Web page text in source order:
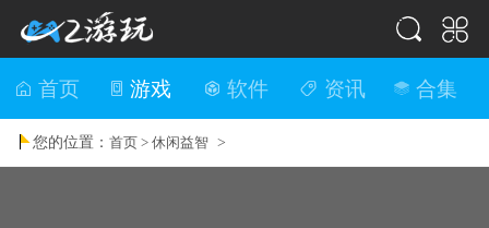
首页 游戏 软件 资讯 合集
您的位置：首页 >休闲益智 >